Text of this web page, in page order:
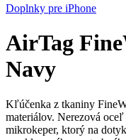
Doplnky pre iPhone
AirTag
Navy
Kľúčenka z tkaniny
materiálov. Nerezová
mikrokeper, ktorý na